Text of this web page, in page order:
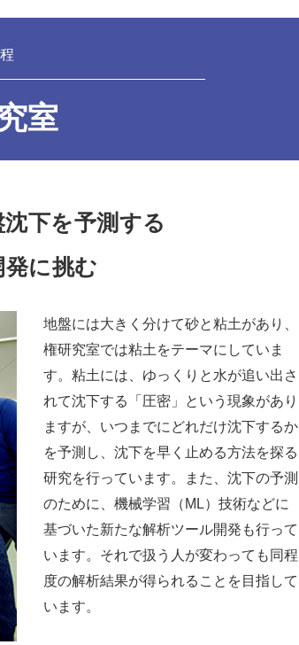
室
下を予測する
に挑む
地盤には大きく分けて砂と粘土があり、
権研究室では粘土をテーマにしていま
す。粘土には、ゆっくりと水が追い出さ
れて沈下する「圧密」という現象があり
ますが、いつまでにどれだけ沈下するか
を予測し、沈下を早く止める方法を探る
研究を行っています。また、沈下の予測
のために、機械学習（ML）技術などに
基づいた新たな解析ツール開発も行って
います。それで扱う人が変わっても同程
度の解析結果が得られることを目指して
います。